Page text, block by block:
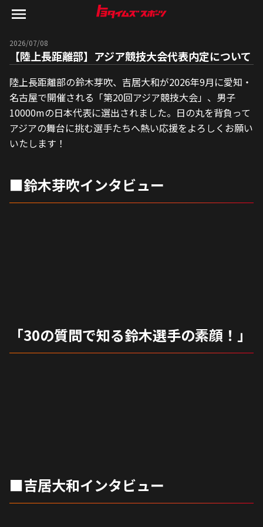
2026/07/08
【陸上長距離部】アジア競技大会代表内定について
陸上長距離部の鈴木芽吹、吉居大和が2026年9月に愛知・
名古屋で開催される「第20回アジア競技大会」、男子
10000mの日本代表に選出されました。日の丸を背負って
アジアの舞台に挑む選手たちへ熱い応援をよろしくお願い
いたします！
■鈴木芽吹インタビュー
「30の質問で知る鈴木選手の素顔！」
■吉居大和インタビュー